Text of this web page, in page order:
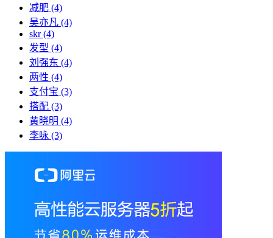
减肥 (4)
吴亦凡 (4)
skr(4)
发型 (4)
刘强东 (4)
两性 (4)
支付宝 (3)
搭配 (3)
黄晓明 (4)
李咏 (3)